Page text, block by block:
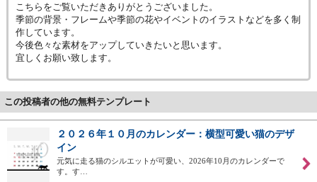
こちらをご覧いただきありがとうございました。
季節の背景・フレームや季節の花やイベントのイラストなどを多く制
作しています。
今後色々な素材をアップしていきたいと思います。
宜しくお願い致します。
この投稿者の他の無料テンプレート
２０２６年１０月のカレンダー：横型可愛い猫のデザ
イン
元気に走る猫のシルエットが可愛い、2026年10月のカレンダーで
す。す…